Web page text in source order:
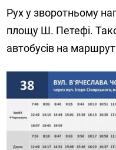
Рух у зворотньому
площу Ш. Петефі.
автобусів на